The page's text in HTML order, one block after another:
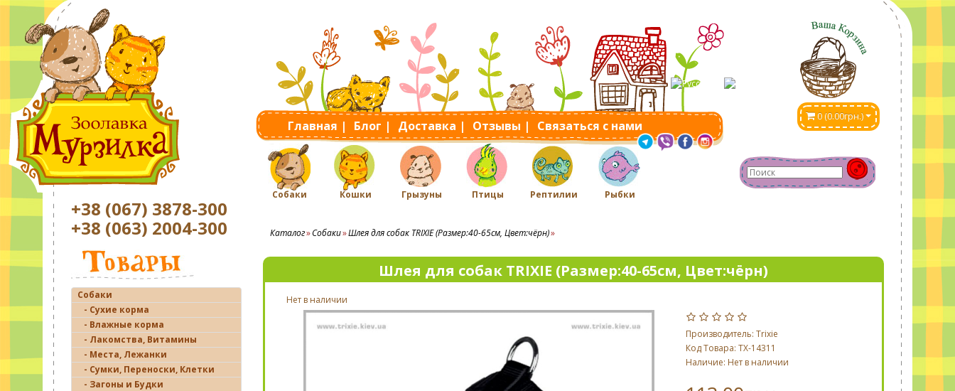
Главная | Блог | Доставка | Отзывы | Связаться с нами
0 (0.00грн.)
Собаки Кошки Грызуны Птицы Рептилии Рыбки
+38 (067) 3878-300
+38 (063) 2004-300
Собаки
- Сухие корма
- Влажные корма
- Лакомства, Витамины
- Места, Лежанки
- Сумки, Переноски, Клетки
- Загоны и Будки
Каталог Собаки Шлея для собак TRIXIE (Размер:40-65см, Цвет:чёрн)
Шлея для собак TRIXIE (Размер:40-65см, Цвет:чёрн)
Нет в наличии
Производитель: Trixie
Код Товара: TX-14311
Наличие: Нет в наличии